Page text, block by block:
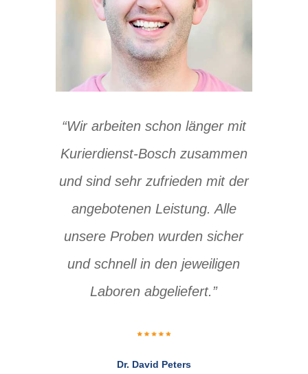
“Wir arbei­ten schon län­ger mit
Kurier­dienst-Bosch zusam­men
und sind sehr zufrie­den mit der
ange­bo­te­nen Leis­tung. Alle
unse­re Pro­ben wur­den sicher
und schnell in den jewei­li­gen
Labo­ren abgeliefert.”
Dr. David Peters